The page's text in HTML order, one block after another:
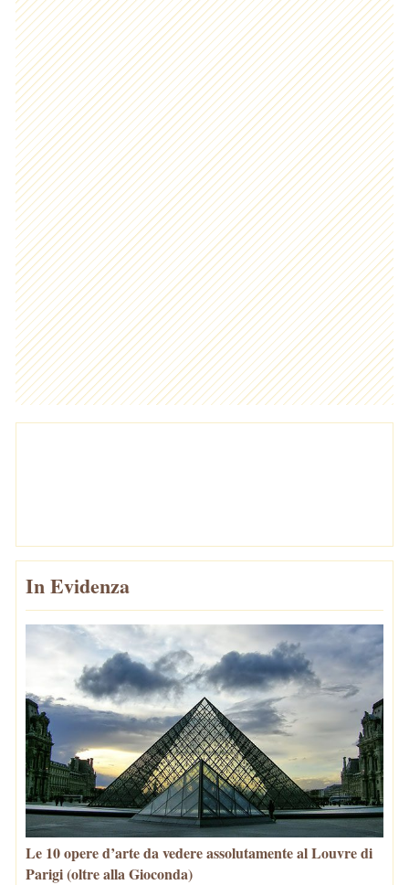
In Evidenza
Le 10 opere d’arte da vedere assolutamente al Louvre di
Parigi (oltre alla Gioconda)